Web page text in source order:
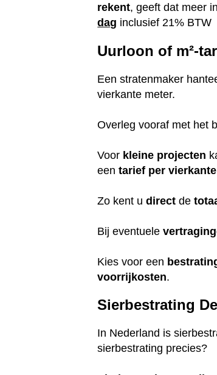
rekent, geeft dat meer
dag inclusief 21% BTW
Uurloon of m²-
Een stratenmaker
vierkante meter.
Overleg vooraf met het
Voor kleine projecten
eentarief per
Zo kent udirect de
Bij eventuele
Kies voor een
voorrijkosten.
Sierbestrating
In Nederland is
sierbestrating precies?